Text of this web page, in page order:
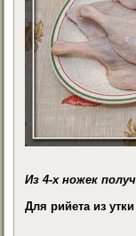
Из 4-х ножек
Для рийета из утки